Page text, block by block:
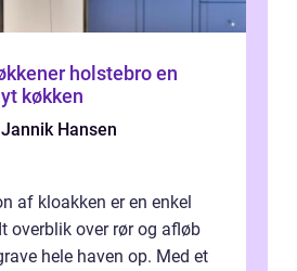
holstebro en
køkken
Jannik Hansen
af kloakken er en enkel
overblik over rør og afløb
hele haven op. Med et